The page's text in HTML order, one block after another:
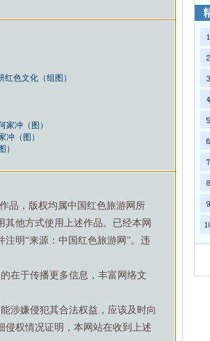
色文化（组图）
冲（图）
（图）
）
品，版权均属中国红色旅游网所
他方式使用上述作品。已经本网
明“来源：中国红色旅游网”。违
在于传播更多信息，丰富网络文
涉嫌侵犯其合法权益，应该及时向
侵权情况证明，本网站在收到上述